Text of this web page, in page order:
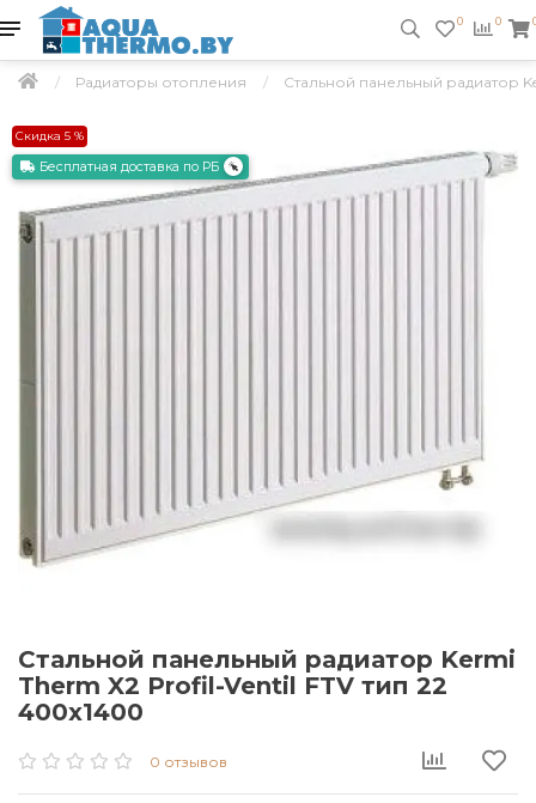
0 0
Радиаторы отопления Стальной панельный радиатор
Скидка 5 %
Бесплатная доставка по РБ
Стальной панельный радиатор Kermi
Therm X2 Profil-Ventil FTV тип 22
400x1400
0 отзывов